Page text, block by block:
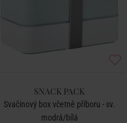
SNACK PACK
Svačinový box včetně příboru - sv.
modrá/bílá